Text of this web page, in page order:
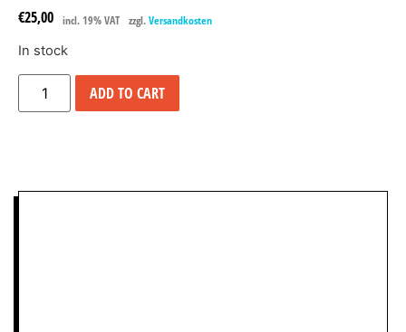
€25,00 incl. 19% VAT zzgl. Versandkosten
In stock
ADD TO CART